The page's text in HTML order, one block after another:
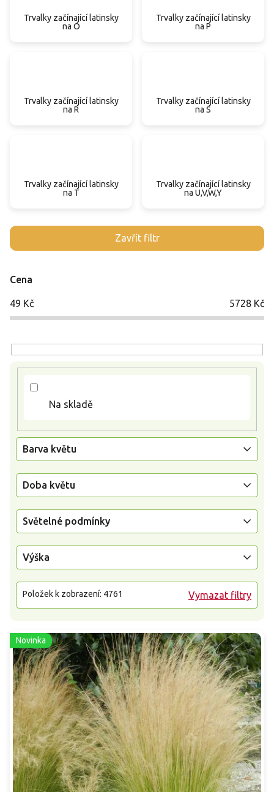
Trvalky začínající latinsky
na O
Trvalky začínající latinsky
na P
Trvalky začínající latinsky
na R
Trvalky začínající latinsky
na S
Trvalky začínající latinsky
na T
Trvalky začínající latinsky
na U,V,W,Y
Zavřít filtr
Cena
49 Kč 5728 Kč
Na skladě
Barva květu
Doba květu
Světelné podmínky
Výška
Vymazat filtry
Položek k zobrazení: 4761
V
ý
s
p
u
Novinka